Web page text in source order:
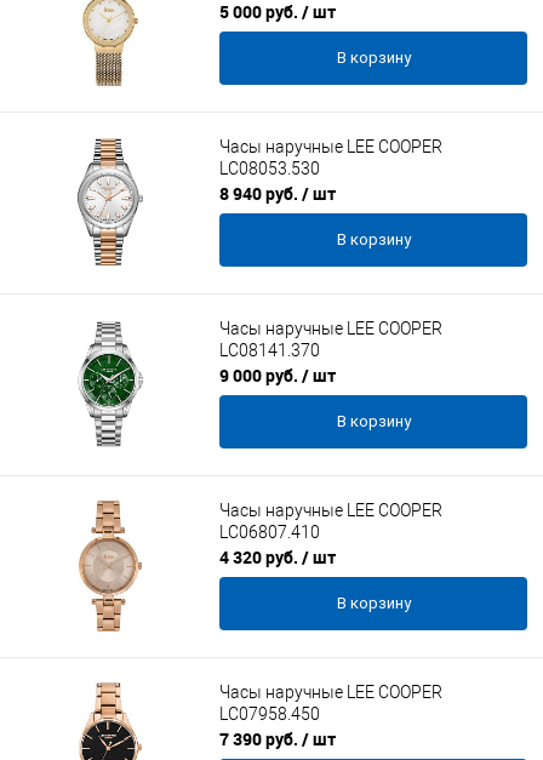
5 000 руб. / шт
В корзину
Часы наручные LEE COOPER
LC08053.530
8 940 руб. / шт
В корзину
Часы наручные LEE COOPER
LC08141.370
9 000 руб. / шт
В корзину
Часы наручные LEE COOPER
LC06807.410
4 320 руб. / шт
В корзину
Часы наручные LEE COOPER
LC07958.450
7 390 руб. / шт